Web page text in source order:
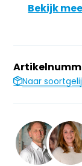
Bekijk
Naar